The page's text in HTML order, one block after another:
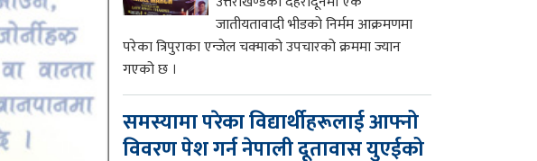
जातीयतावादी भीडको निर्मम आक्रमणमा
परेका त्रिपुराका एन्जेल चक्माको उपचारको क्रममा ज्यान
गएको छ ।
समस्यामा परेका विद्यार्थीहरूलाई आफ्नो
विवरण पेश गर्न नेपाली दूतावास युएईको